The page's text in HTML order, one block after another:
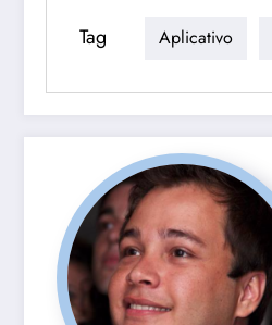
Tag Aplicativo